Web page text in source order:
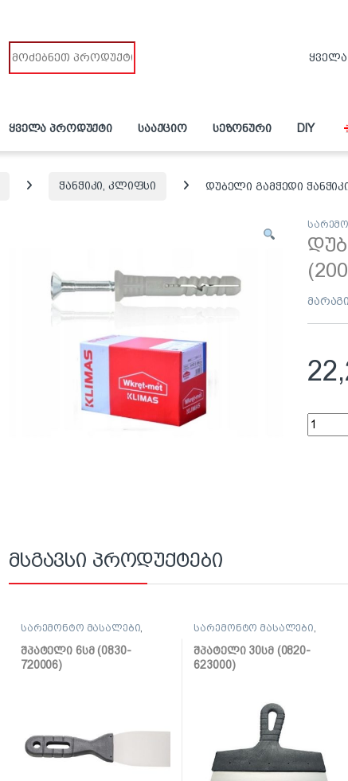
ყველა პროდუქტი სააქციო სეზონური DIY
ჭანჭიკი, კლიფსი დუბელი გამჭედი
მსგავსი პროდუქტები
სარემონტო მასალები,
ქაფჩა
შპატელი 6სმ (0830-
720006)
სარემონტო მასალები,
ქაფჩა
შპატელი 30სმ (0820-
623000)